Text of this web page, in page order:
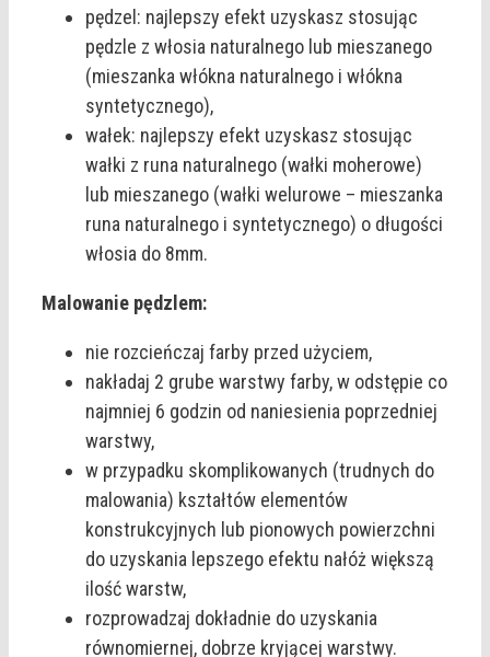
pędzel: najlepszy efekt uzyskasz stosując
pędzle z włosia naturalnego lub mieszanego
(mieszanka włókna naturalnego i włókna
syntetycznego),
wałek: najlepszy efekt uzyskasz stosując
wałki z runa naturalnego (wałki moherowe)
lub mieszanego (wałki welurowe – mieszanka
runa naturalnego i syntetycznego) o długości
włosia do 8mm.
Malowanie pędzlem:
nie rozcieńczaj farby przed użyciem,
nakładaj 2 grube warstwy farby, w odstępie co
najmniej 6 godzin od naniesienia poprzedniej
warstwy,
w przypadku skomplikowanych (trudnych do
malowania) kształtów elementów
konstrukcyjnych lub pionowych powierzchni
do uzyskania lepszego efektu nałóż większą
ilość warstw,
rozprowadzaj dokładnie do uzyskania
równomiernej, dobrze kryjącej warstwy.